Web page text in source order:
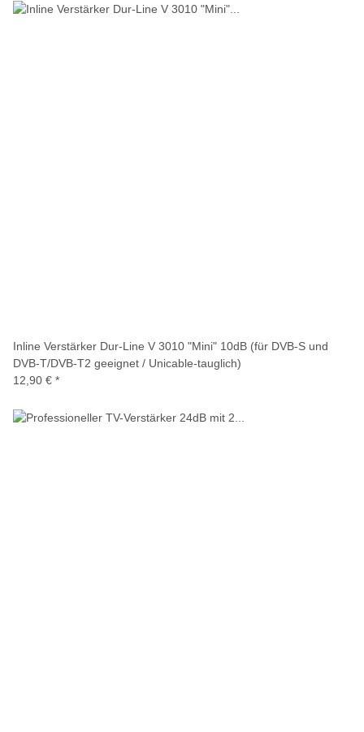
Inline Verstärker Dur-Line V 3010 "Mini" 10dB (für DVB-S und
DVB-T/DVB-T2 geeignet / Unicable-tauglich)
12,90 € *